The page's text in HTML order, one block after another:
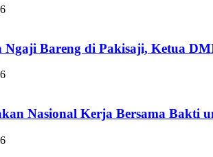
Bareng di Pakisaji, Ketua
Nasional Kerja Bersama Bakti